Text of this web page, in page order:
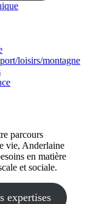
loisirs/montagne
parcours
vie, Anderlaine
en matière
et sociale.
expertises